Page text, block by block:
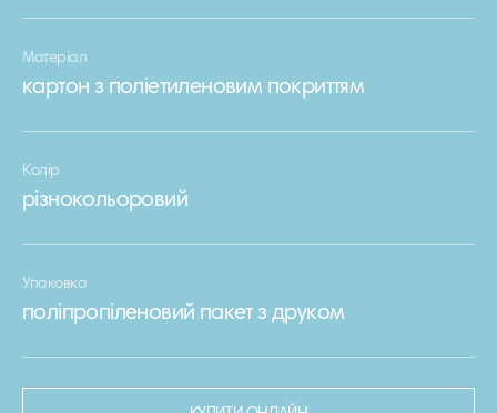
Матеріал
картон з поліетиленовим покриттям
Колір
різнокольоровий
Упаковка
поліпропіленовий пакет з друком